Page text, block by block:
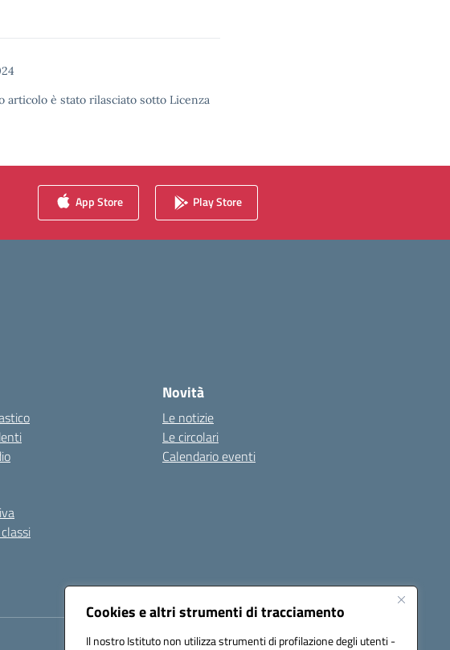
Cookies e altri strumenti di tracciamento
Il nostro Istituto non utilizza strumenti di profilazione degli utenti -
articolo è stato rilasciato sotto Licenza
App Store Play Store
Novità
Le notizie
Le circolari
Calendario eventi